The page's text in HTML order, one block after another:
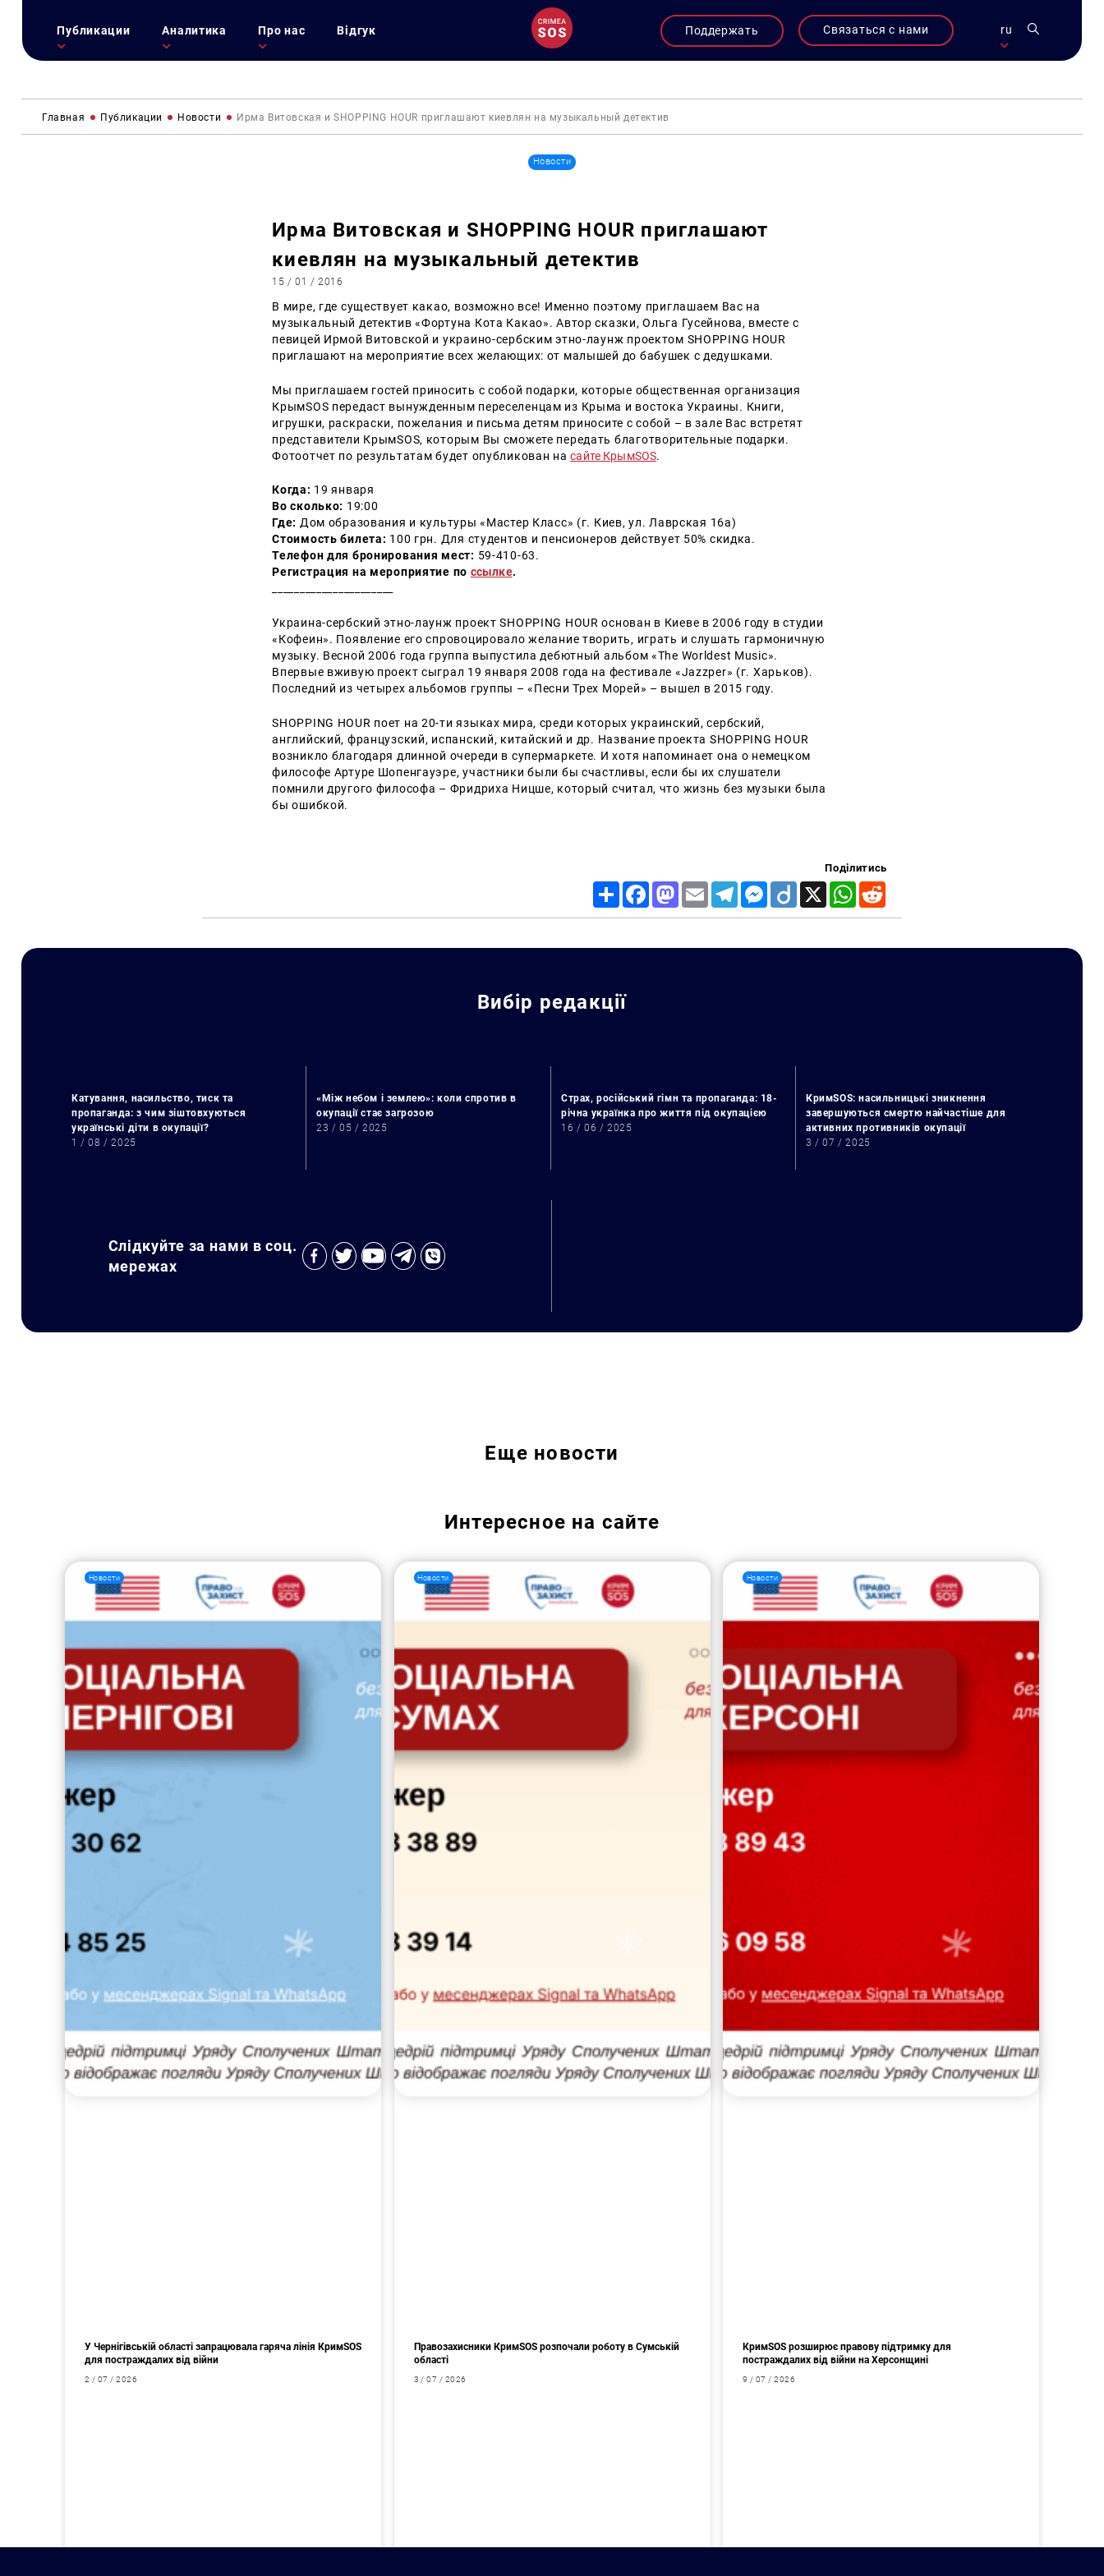
Публикации Аналитика Про нас Відгук Поддержать Связаться с нами ru
Главная Публикации Новости Ирма Витовская и SHOPPING HOUR приглашают киевлян на музыкальный детектив
Новости
Ирма Витовская и SHOPPING HOUR приглашают
киевлян на музыкальный детектив
15 / 01 / 2016
В мире, где существует какао, возможно все! Именно поэтому приглашаем Вас на
музыкальный детектив «Фортуна Кота Какао».Автор сказки, Ольга Гусейнова, вместе с
певицей Ирмой Витовской и украино-сербским этно-лаунж проектом SHOPPING HOUR
приглашают на мероприятие всех желающих: от малышей до бабушек с дедушками.
Мы приглашаем гостей приносить с собой подарки, которые общественная организация
КрымSOS передаст вынужденным переселенцам из Крыма и востока Украины. Книги,
игрушки, раскраски, пожелания и письма детям приносите с собой – в зале Вас встретят
представители КрымSOS, которым Вы сможете передать благотворительные подарки.
Фотоотчет по результатам будет опубликован насайте КрымSOS.
Когда: 19 января
Во сколько: 19:00
Где: Дом образования и культуры «Мастер Класс» (г. Киев, ул. Лаврская 16а)
Стоимость билета: 100 грн. Для студентов и пенсионеров действует 50% скидка.
Телефон для бронирования мест: 59-410-63.
Регистрация на мероприятие по ссылке.
Украина-сербский этно-лаунж проект SHOPPING HOUR основан в Киеве в 2006 году в студии
«Кофеин». Появление его спровоцировало желание творить, играть и слушать гармоничную
музыку. Весной 2006 года группа выпустила дебютный альбом «The Worldest Music».
Впервые вживую проект сыграл 19 января 2008 года на фестивале «Jazzper» (г. Харьков).
Последний из четырех альбомов группы – «Песни Трех Морей» – вышел в 2015 году.
SHOPPING HOUR поет на 20-ти языках мира, среди которых украинский, сербский,
английский, французский, испанский, китайский и др. Название проекта SHOPPING HOUR
возникло благодаря длинной очереди в супермаркете. И хотя напоминает она о немецком
философе Артуре Шопенгауэре, участники были бы счастливы, если бы их слушатели
помнили другого философа – Фридриха Ницше, который считал, что жизнь без музыки была
бы ошибкой.
Поділитись
Share FacebookMastodon
Email TelegramMessenger
Diigo X WhatsApp
Вибір редакції
Катування, насильство, тиск та
пропаганда: з чим зіштовхуються
українські діти в окупації?
1 / 08 / 2025
«Між небом і землею»: коли спротив в
окупації стає загрозою
23 / 05 / 2025
Страх, російський гімн та пропаганда: 18-
річна українка про життя під окупацією
16 / 06 / 2025
КримSOS: насильницькі зникнення
завершуються смертю найчастіше для
активних противників окупації
3 / 07 / 2025
Слідкуйте за нами в соц.
мережах
Еще новости
Интересное на сайте
Новости
У Чернігівській області запрацювала гаряча лінія КримSOS
для постраждалих від війни
2 / 07 / 2026
Новости
Правозахисники КримSOS розпочали роботу в Сумській
області
3 / 07 / 2026
Новости
КримSOS розширює правову підтримку для
постраждалих від війни на Херсонщині
9 / 07 / 2026